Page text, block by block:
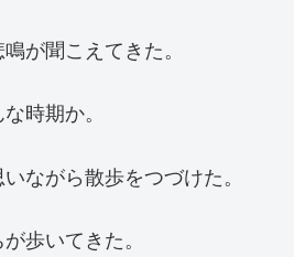
が聞こえてきた。
時期か。
ながら散歩をつづけた。
歩いてきた。